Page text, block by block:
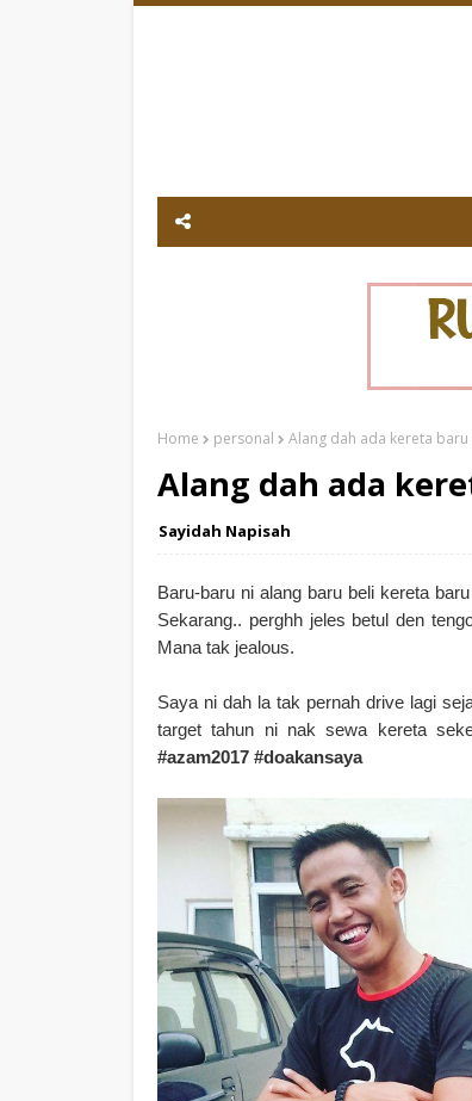
Home personal Alang dah ada kereta
Alang dah ada
Sayidah Napisah
Baru-baru ni alang baru beli kereta
Sekarang.. perghh jeles betul den
Mana tak jealous.
Saya ni dah la tak pernah drive lagi
target tahun ni nak sewa kereta
#azam2017 #doakansaya